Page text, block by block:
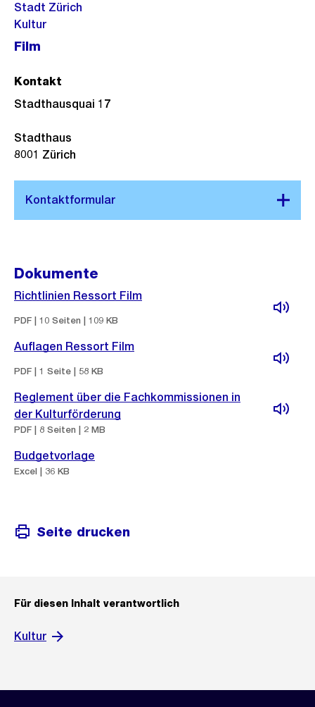
Stadt Zürich
Kultur
Film
Kontakt
Stadthausquai 17
Stadthaus
8001 Zürich
Dokumente
Richtlinien Ressort Film
PDF | 10 Seiten | 109 KB
Auflagen Ressort Film
PDF | 1 Seite | 58 KB
Reglement über die Fachkommissionen in
der Kulturförderung
PDF | 8 Seiten | 2 MB
Budgetvorlage
Excel | 36 KB
Seite drucken
Für diesen Inhalt verantwortlich
Kultur